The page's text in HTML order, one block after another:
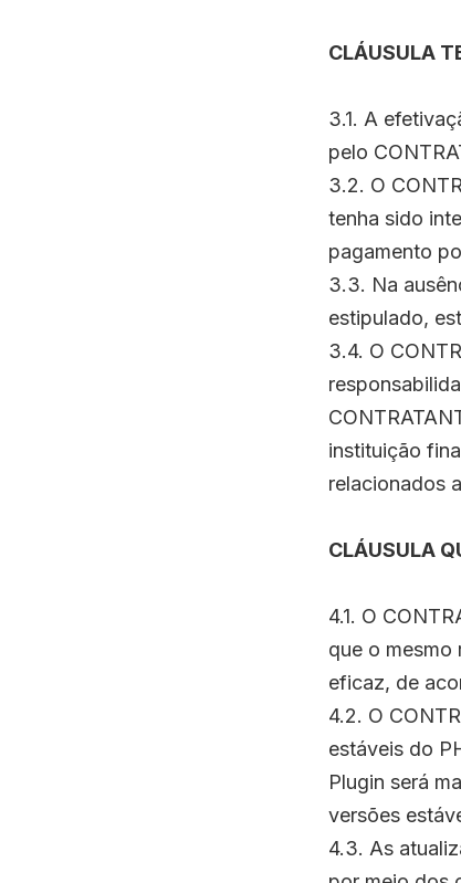
CLÁUSULA
3.1. A
pelo
3.2. O
tenha sido
pagamento
3.3. Na
estipulado,
3.4. O
instituição
relacionados
CLÁUSULA
4.1. O
que o mesmo
eficaz, de
4.2. O
estáveis do
Plugin será
versões
4.3. As